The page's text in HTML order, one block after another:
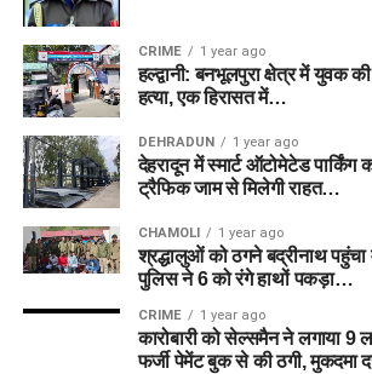
CRIME 1 year ago
हल्द्वानी: बनभूलपुरा क्षेत्र में युवक
हत्या, एक हिरासत में…
DEHRADUN 1 year ago
देहरादून में स्मार्ट ऑटोमेटेड पार्किंग
ट्रैफिक जाम से मिलेगी राहत…
CHAMOLI 1 year ago
श्रद्धालुओं को ठगने बद्रीनाथ पहुंचा
पुलिस ने 6 को रंगे हाथों पकड़ा…
CRIME 1 year ago
कारोबारी को सेल्समैन ने लगाया 9
फर्जी पेमेंट बुक से की ठगी, मुकदमा